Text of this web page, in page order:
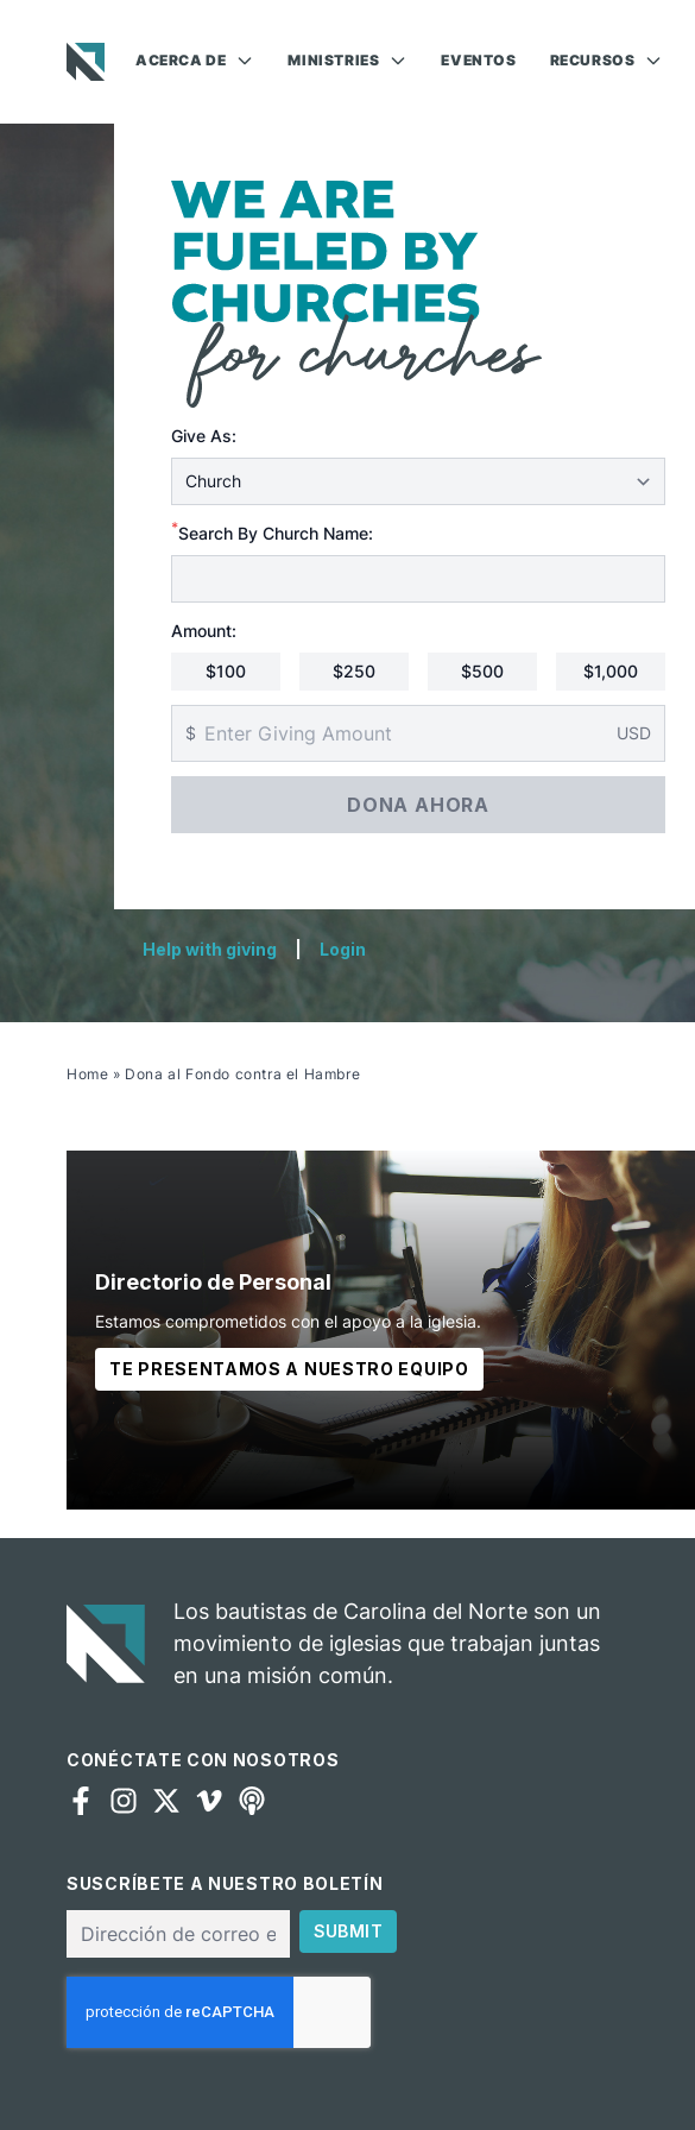
ACERCA DE MINISTRIES EVENTOS RECURSOS
Give As:
*Search By Church Name:
Amount:
$100
$250 $500 $1,000
$ USD
Help with giving Login
Home » Dona al Fondo contra el Hambre
Directorio de Personal
Estamos comprometidos con el apoyo a la iglesia.
TE PRESENTAMOS A NUESTRO EQUIPO
Los bautistas de Carolina del Norte son un
movimiento de iglesias que trabajan juntas
en una misión común.
CONÉCTATE CON NOSOTROS
SUSCRÍBETE A NUESTRO BOLETÍN
electrónico
SUBMIT